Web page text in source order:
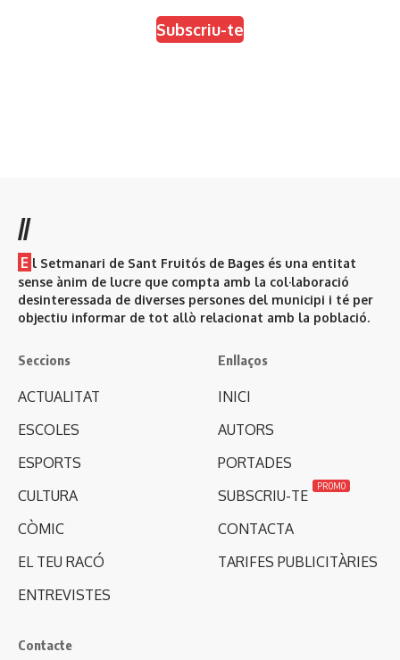
Subscriu-te
//
E l Setmanari de Sant Fruitós de Bages és una entitat
sense ànim de lucre que compta amb la col·laboració
desinteressada de diverses persones del municipi i té per
objectiu informar de tot allò relacionat amb la població.
Seccions
ACTUALITAT
ESCOLES
ESPORTS
CULTURA
CÒMIC
EL TEU RACÓ
ENTREVISTES
Enllaços
INICI
AUTORS
PORTADES
SUBSCRIU-TE
PROMO
CONTACTA
TARIFES PUBLICITÀRIES
Contacte